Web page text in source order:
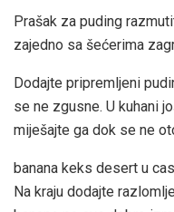
Prašak za puding
zajedno sa šećerima
Dodajte pripremljeni
se ne zgusne. U kuhani
miješajte ga dok se ne
banana keks desert u
Na kraju dodajte